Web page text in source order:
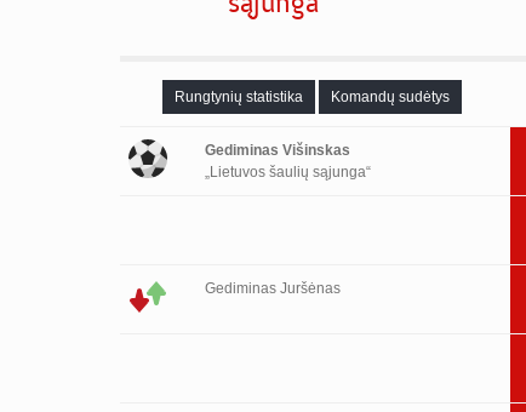
Rungtynių statistika Komandų sudėtys
Gediminas Višinskas
„Lietuvos šaulių sąjunga“
Gediminas Juršėnas